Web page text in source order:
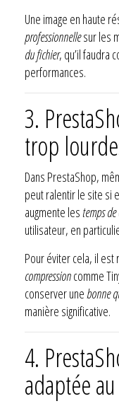
Une image en haute
professionnellesur les
du fichier, qu’il faudra
performances.
3.
trop
Dans PrestaShop,
peut ralentir le site si
augmente lestemps
utilisateur, en
Pour éviter cela, il est
compressioncomme
conserver une bonne
manière significative.
4.
adaptée